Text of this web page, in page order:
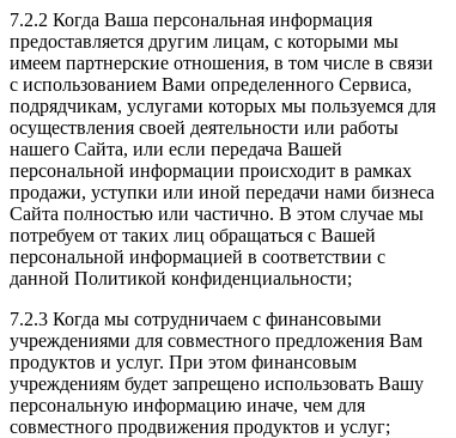
7.2.2 Когда Ваша персональная информация
предоставляется другим лицам, с которыми мы
имеем партнерские отношения, в том числе в связи
с использованием Вами определенного Сервиса,
подрядчикам, услугами которых мы пользуемся для
осуществления своей деятельности или работы
нашего Сайта, или если передача Вашей
персональной информации происходит в рамках
продажи, уступки или иной передачи нами бизнеса
Сайта полностью или частично. В этом случае мы
потребуем от таких лиц обращаться с Вашей
персональной информацией в соответствии с
данной Политикой конфиденциальности;
7.2.3 Когда мы сотрудничаем с финансовыми
учреждениями для совместного предложения Вам
продуктов и услуг. При этом финансовым
учреждениям будет запрещено использовать Вашу
персональную информацию иначе, чем для
совместного продвижения продуктов и услуг;